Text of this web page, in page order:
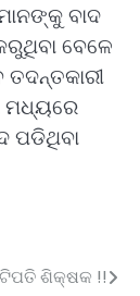
ବାଦ
ବେଳେ
ମଧ୍ୟରେ
ପଡିଥିବା
ଶିକ୍ଷକ !!